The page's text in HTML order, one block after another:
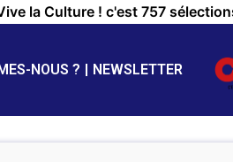
la Culture ! c'est 757
NOUS ? NEWSLETTER